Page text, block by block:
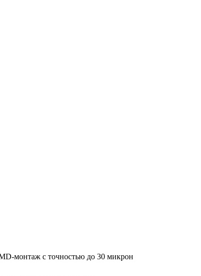
мон­таж с точ­но­стью до 30 мик­рон